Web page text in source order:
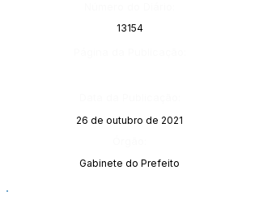
13154
26 de outubro de 2021
Gabinete do Prefeito